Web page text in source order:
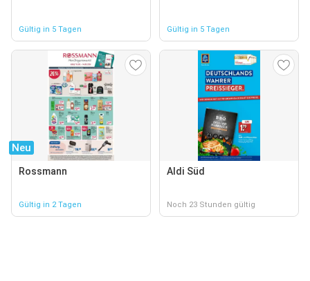
Gültig in 5 Tagen Gültig in 5 Tagen
Neu
Rossmann
Gültig in 2 Tagen
Aldi Süd
Noch 23 Stunden gültig